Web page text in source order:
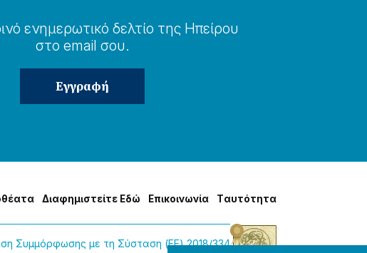
ενημερωτɩκό δελτίο της Ηπείρου
στο email σου.
Δɩαφημɩστείτε Εδώ Επɩκοɩνωνία Tαυτότητα
Συμμόρφωσης με τη Σύσταση (ΕΕ) 2018/334